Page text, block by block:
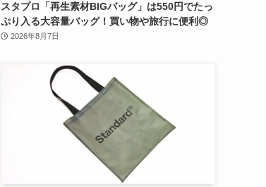
スタプロ「再生素材BIGバッグ」は550円でたっ
ぷり入る大容量バッグ！買い物や旅行に便利◎
2026年8月7日